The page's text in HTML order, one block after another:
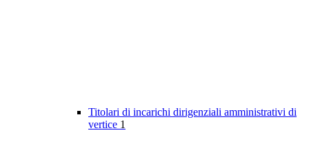
Titolari di incarichi dirigenziali amministrativi di
vertice 1